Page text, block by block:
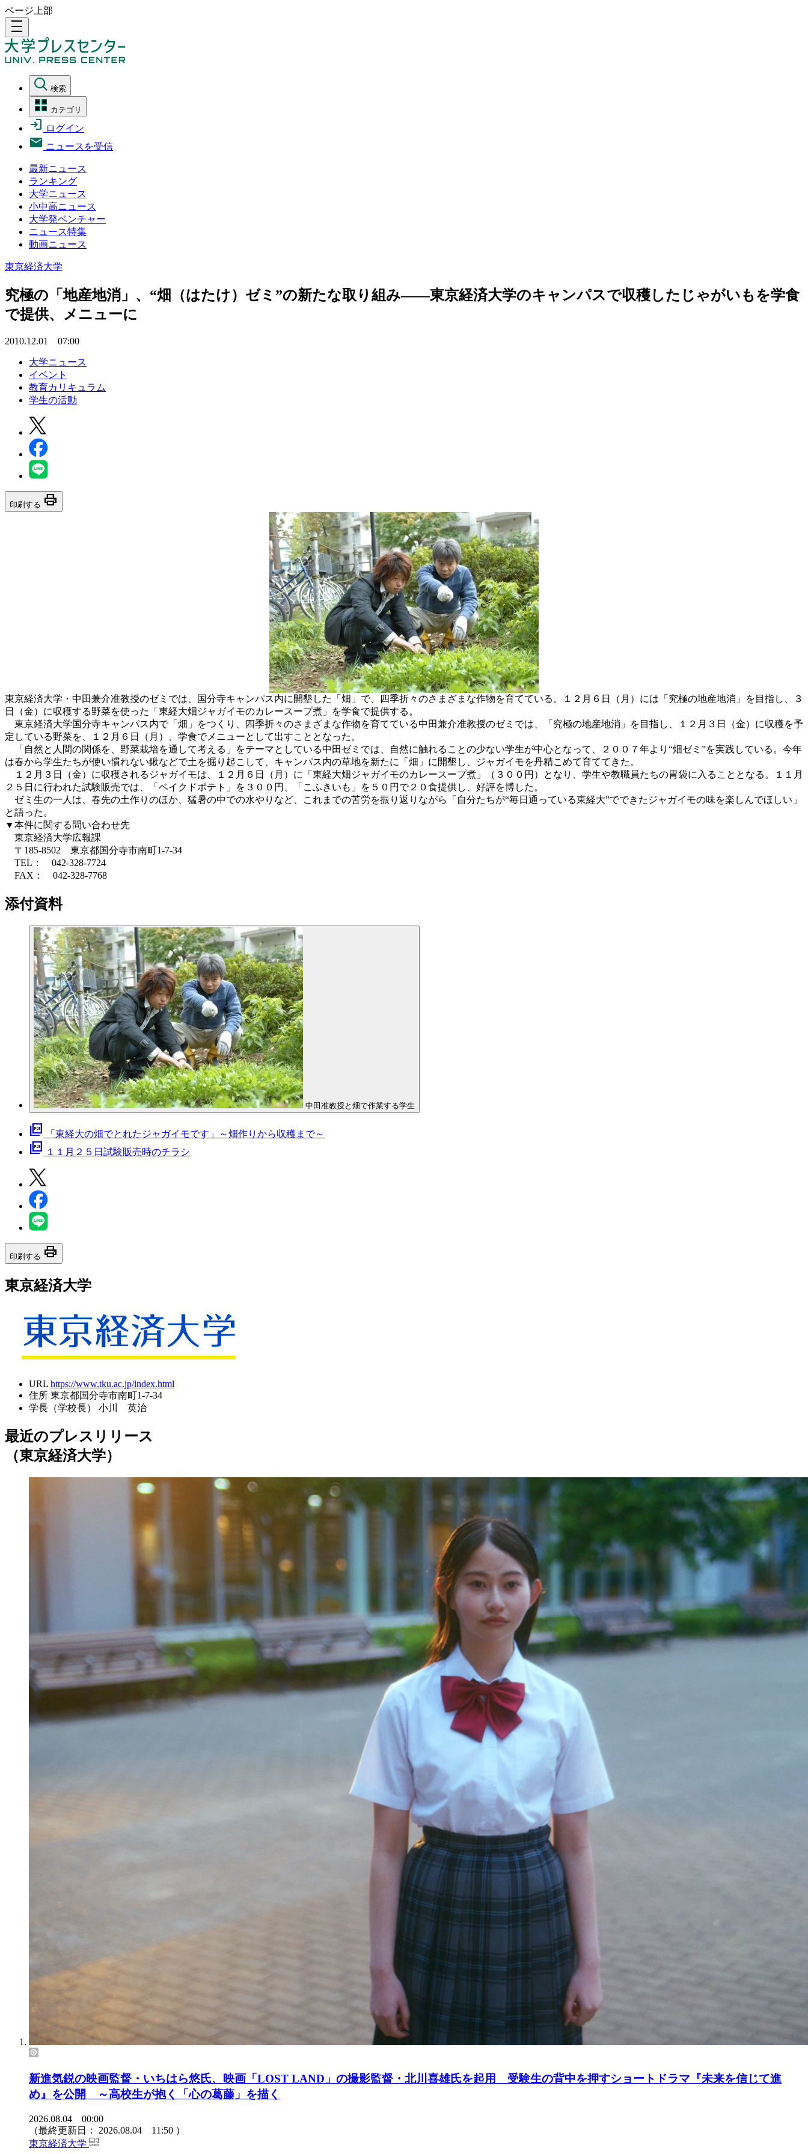
ページ上部
density_medium
検索
カテゴリ
ログイン
ニュースを受信
最新ニュース
ランキング
大学ニュース
小中高ニュース
大学発ベンチャー
ニュース特集
動画ニュース
東京経済大学
究極の「地産地消」、“畑（はたけ）ゼミ”の新たな取り組み――東京経済大学のキャンパスで収穫したじゃがいもを学食
で提供、メニューに
2010.12.01 07:00
大学ニュース
イベント
教育カリキュラム
学生の活動
印刷する print
東京経済大学・中田兼介准教授のゼミでは、国分寺キャンパス内に開墾した「畑」で、四季折々のさまざまな作物を育てている。１２月６日（月）には「究極の地産地消」を目指し、３
日（金）に収穫する野菜を使った「東経大畑ジャガイモのカレースープ煮」を学食で提供する。
東京経済大学国分寺キャンパス内で「畑」をつくり、四季折々のさまざまな作物を育てている中田兼介准教授のゼミでは、「究極の地産地消」を目指し、１２月３日（金）に収穫を予
定している野菜を、１２月６日（月）、学食でメニューとして出すこととなった。
「自然と人間の関係を、野菜栽培を通して考える」をテーマとしている中田ゼミでは、自然に触れることの少ない学生が中心となって、２００７年より“畑ゼミ”を実践している。今年
は春から学生たちが使い慣れない鍬などで土を掘り起こして、キャンパス内の草地を新たに「畑」に開墾し、ジャガイモを丹精こめて育ててきた。
１２月３日（金）に収穫されるジャガイモは、１２月６日（月）に「東経大畑ジャガイモのカレースープ煮」（３００円）となり、学生や教職員たちの胃袋に入ることとなる。１１月
２５日に行われた試験販売では、「ベイクドポテト」を３００円、「こふきいも」を５０円で２０食提供し、好評を博した。
ゼミ生の一人は、春先の土作りのほか、猛暑の中での水やりなど、これまでの苦労を振り返りながら「自分たちが“毎日通っている東経大”でできたジャガイモの味を楽しんでほしい」
と語った。
▼本件に関する問い合わせ先
東京経済大学広報課
〒185-8502 東京都国分寺市南町1-7-34
TEL： 042-328-7724
FAX： 042-328-7768
添付資料
中田准教授と畑で作業する学生
picture_as_pdf 「東経大の畑でとれたジャガイモです」～畑作りから収穫まで～
picture_as_pdf １１月２５日試験販売時のチラシ
印刷する print
東京経済大学
URL https://www.tku.ac.jp/index.html
住所 東京都国分寺市南町1-7-34
学長（学校長）
小川 英治
最近のプレスリリース
（東京経済大学）
新進気鋭の映画監督・いちはら悠氏、映画「LOST LAND」の撮影監督・北川喜雄氏を起用 受験生の背中を押すショートドラマ『未来を信じて進
め』を公開 ～高校生が抱く「心の葛藤」を描く
2026.08.04 00:00
（最終更新日： 2026.08.04 11:50 ）
東京経済大学